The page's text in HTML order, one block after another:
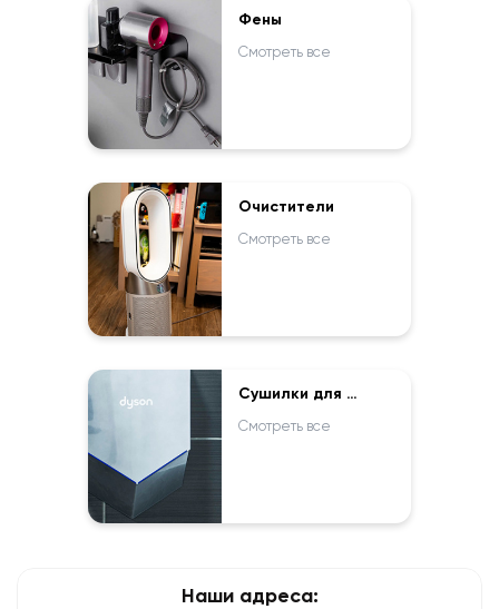
Фены
Смотреть все
Очистители
Смотреть все
Сушилки для рук
Смотреть все
Наши адреса: